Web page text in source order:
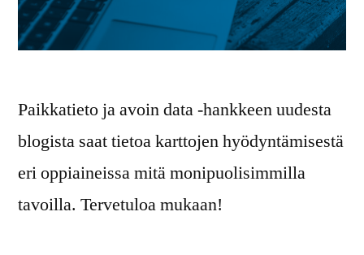
Paikkatieto ja avoin data -hankkeen uudesta
blogista saat tietoa karttojen hyödyntämisestä
eri oppiaineissa mitä monipuolisimmilla
tavoilla. Tervetuloa mukaan!